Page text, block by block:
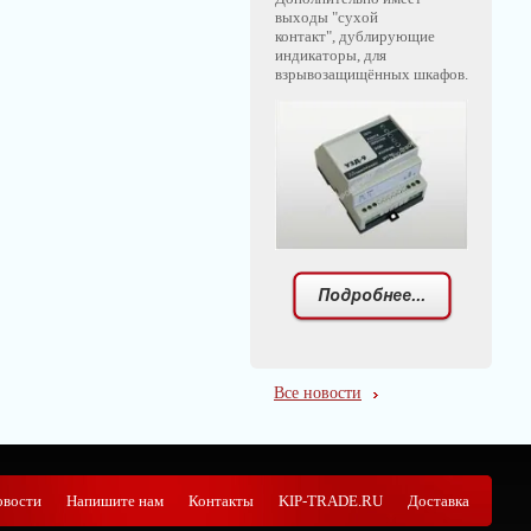
выходы "сухой
контакт", дублирующие
индикаторы, для
взрывозащищённых шкафов.
Все новости
Напишите нам Контакты KIP-TRADE.RU Доставка